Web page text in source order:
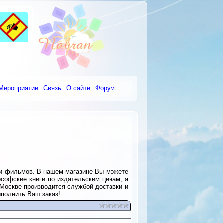
Связь О сайте Форум
фильмов. В нашем магазине Вы можете
книги по издательским ценам, а
производится службой доставки и
Ваш заказ!